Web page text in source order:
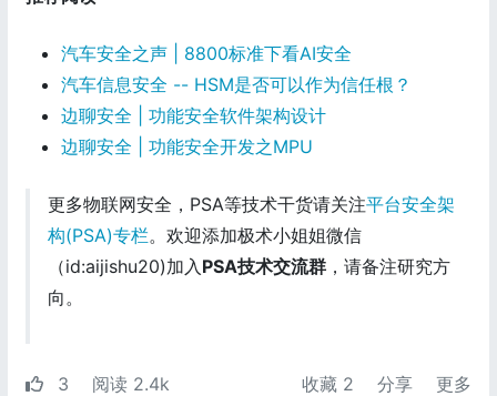
汽车安全之声 | 8800标准下看AI安全
汽车信息安全 -- HSM是否可以作为信任根？
边聊安全 | 功能安全软件架构设计
边聊安全 | 功能安全开发之MPU
更多物联网安全，PSA等技术干货请关注平台安全架
构(PSA)专栏。欢迎添加极术小姐姐微信
（id:aijishu20)加入 PSA技术交流群 ，请备注研究方
向。
3 阅读 2.4k 收藏 2 分享 更多